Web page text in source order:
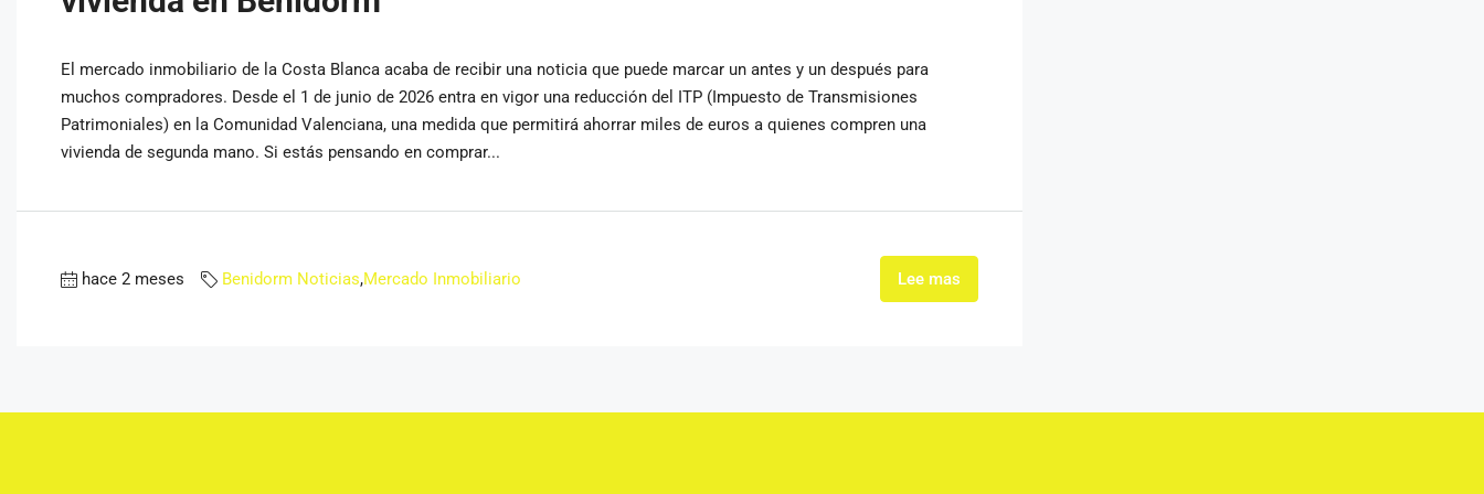
El mercado inmobiliario de la Costa Blanca acaba de recibir una noticia que puede marcar un antes y un después para
muchos compradores. Desde el 1 de junio de 2026 entra en vigor una reducción del ITP (Impuesto de Transmisiones
Patrimoniales) en la Comunidad Valenciana, una medida que permitirá ahorrar miles de euros a quienes compren una
vivienda de segunda mano. Si estás pensando en comprar...
hace 2 meses Benidorm Noticias,Mercado Inmobiliario Lee mas